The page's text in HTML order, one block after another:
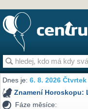
Dnes je:6. 8. 2026 Čtvrtek
Znamení Horoskopu:
Fáze měsíce: